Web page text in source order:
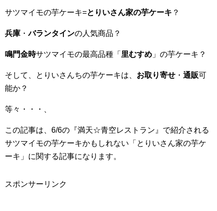
サツマイモの芋ケーキ=とりいさん家の芋ケーキ ？
兵庫 ・バランタインの人気商品？
鳴門金時サツマイモの最高品種「 里むすめ 」の芋ケーキ？
そして、とりいさんちの芋ケーキは、 お取り寄せ ・ 通販可
能か？
等々・・・、
この記事は、6/6の『満天☆青空レストラン』で紹介される
サツマイモの芋ケーキかもしれない「とりいさん家の芋ケ
ーキ」に関する記事になります。
スポンサーリンク